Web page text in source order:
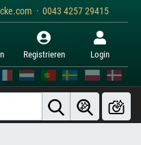
· 0043 4257 29415
Registrieren Login